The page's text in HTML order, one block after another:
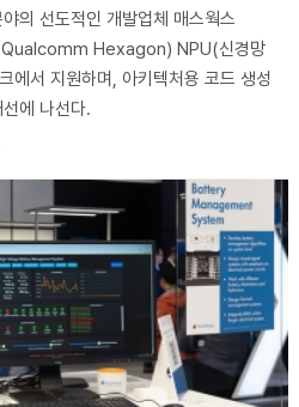
의 선도적인 개발업체 매스웍스
Hexagon) NPU(신경망
에서 지원하며, 아키텍처용 코드 생성
에 나선다.